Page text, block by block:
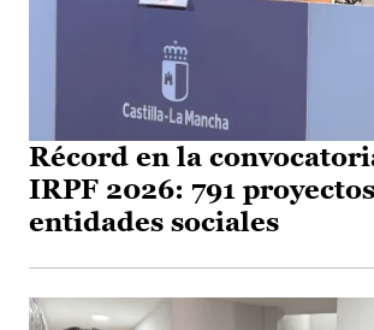
Récord en la
IRPF 2026: 791
entidades sociales